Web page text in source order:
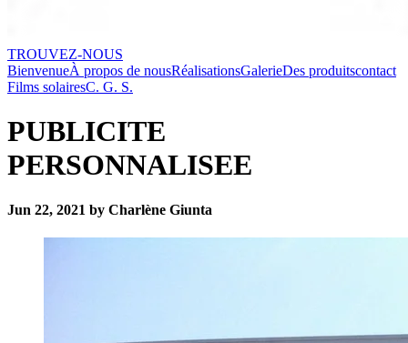
TROUVEZ-NOUS
BienvenueÀ propos de nousRéalisationsGalerieDes produitscontact
Films solairesC. G. S.
PUBLICITE
PERSONNALISEE
Jun 22, 2021 by Charlène Giunta